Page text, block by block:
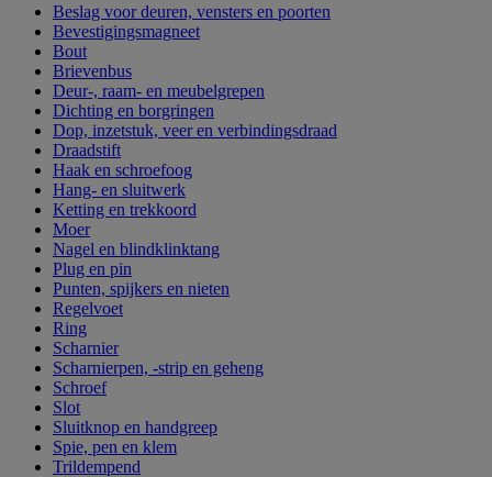
Beslag voor deuren, vensters en poorten
Bevestigingsmagneet
Bout
Brievenbus
Deur-, raam- en meubelgrepen
Dichting en borgringen
Dop, inzetstuk, veer en verbindingsdraad
Draadstift
Haak en schroefoog
Hang- en sluitwerk
Ketting en trekkoord
Moer
Nagel en blindklinktang
Plug en pin
Punten, spijkers en nieten
Regelvoet
Ring
Scharnier
Scharnierpen, -strip en geheng
Schroef
Slot
Sluitknop en handgreep
Spie, pen en klem
Trildempend